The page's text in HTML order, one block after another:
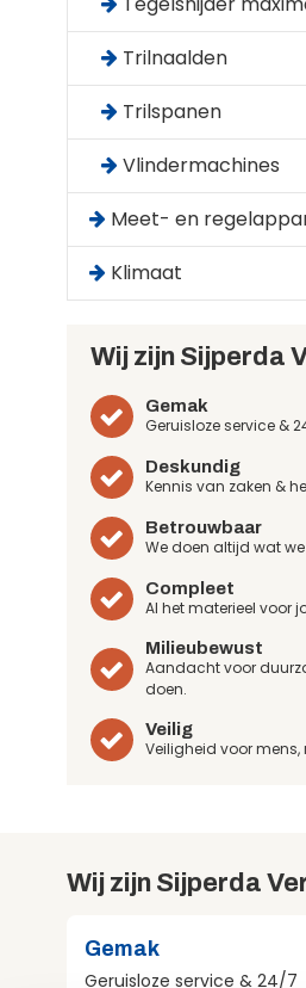
Trilnaalden
Trilspanen
Vlindermachines
Meet- en
Klimaat
Wij zijn Sijperda
Gemak
Geruisloze service &
Deskundig
Kennis van zaken &
Betrouwbaar
We doen altijd wat
Compleet
Al het materieel voor
Milieubewust
Aandacht voor
doen.
Veilig
Veiligheid voor
Wij zijn Sijperda
Gemak
Geruisloze service & 24/7